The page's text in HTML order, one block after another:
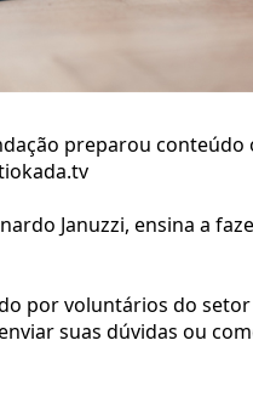
preparou
Januzzi, ensina a
por voluntários do
suas dúvidas ou